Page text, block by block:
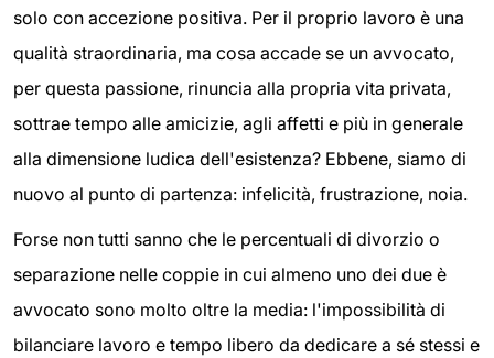
solo con accezione positiva. Per il proprio lavoro è una
qualità straordinaria, ma cosa accade se un avvocato,
per questa passione, rinuncia alla propria vita privata,
sottrae tempo alle amicizie, agli affetti e più in generale
alla dimensione ludica dell'esistenza? Ebbene, siamo di
nuovo al punto di partenza: infelicità, frustrazione, noia.
Forse non tutti sanno che le percentuali di divorzio o
separazione nelle coppie in cui almeno uno dei due è
avvocato sono molto oltre la media: l'impossibilità di
bilanciare lavoro e tempo libero da dedicare a sé stessi e